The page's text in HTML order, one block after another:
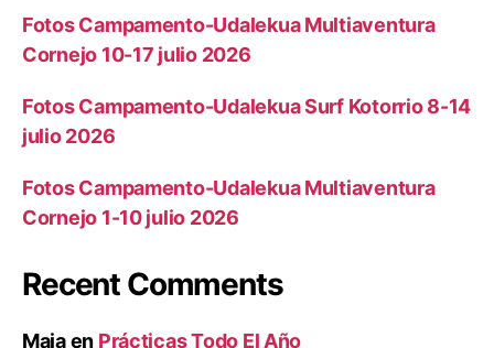
Fotos Campamento-Udalekua Multiaventura
Cornejo 10-17 julio 2026
Fotos Campamento-Udalekua Surf Kotorrio 8-14
julio 2026
Fotos Campamento-Udalekua Multiaventura
Cornejo 1-10 julio 2026
Recent Comments
Maiaen Prácticas Todo El Año